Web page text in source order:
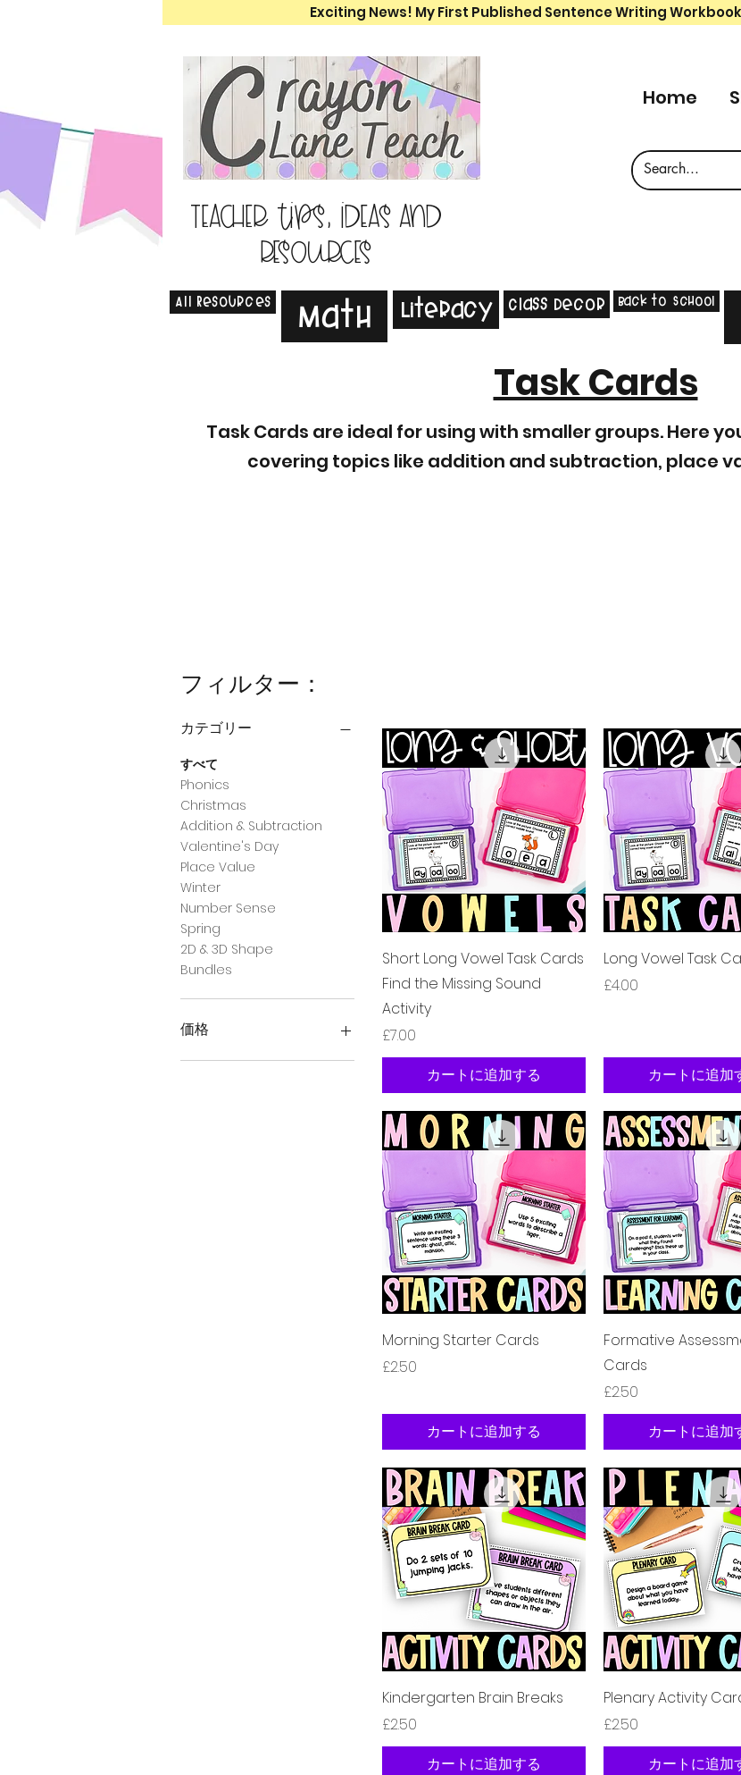
Exciting News! My First Published Sentence Writing
Teacher tips, ideas and
resources
Home
All Resources Math Literacy Class Decor Back to School
Task Cards
Task Cards are ideal for using with smaller groups.Here
covering topics like addition and subtraction, place
フィルター：
カテゴリー
すべて
Phonics
Christmas
Addition & Subtraction
Valentine's Day
Place Value
Winter
Number Sense
Spring
2D & 3D Shape
Bundles
価格
クイックビュー
Short Long Vowel Task Cards
Find the Missing Sound
Activity
価格
£7.00
カートに追加する
クイックビュ
Long Vowel Task
価格
£4.00
カートに追加
クイックビュー
Morning Starter Cards
価格
£2.50
カートに追加する
クイックビュ
Formative
Cards
価格
£2.50
カートに追加
クイックビュー
Kindergarten Brain Breaks
価格
£2.50
カートに追加する
クイックビュ
Plenary Activity
価格
£2.50
カートに追加